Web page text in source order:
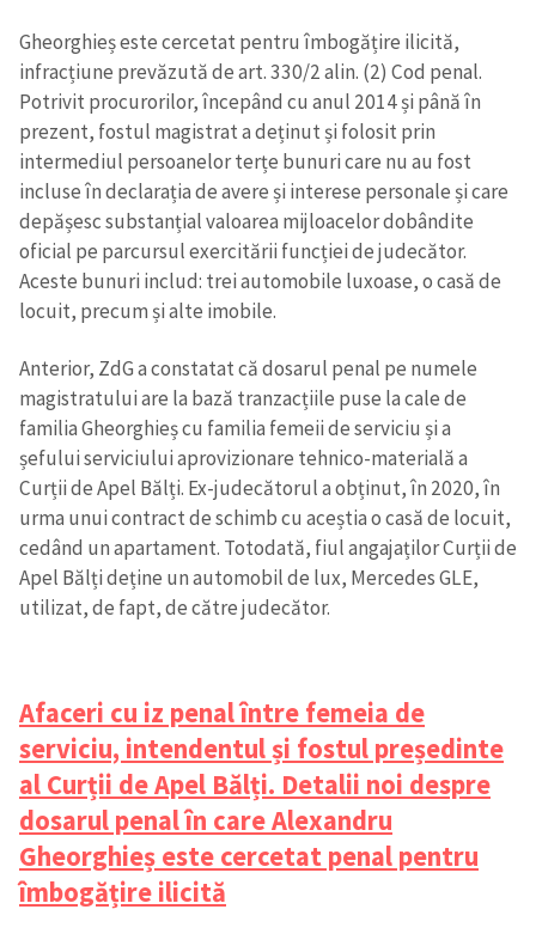
Gheorghieș este cercetat pentru îmbogățire ilicită,
infracțiune prevăzută de art. 330/2 alin. (2) Cod penal.
Potrivit procurorilor, începând cu anul 2014 și până în
prezent, fostul magistrat a deținut și folosit prin
intermediul persoanelor terțe bunuri care nu au fost
incluse în declarația de avere și interese personale și care
depășesc substanțial valoarea mijloacelor dobândite
oficial pe parcursul exercitării funcției de judecător.
Aceste bunuri includ: trei automobile luxoase, o casă de
locuit, precum și alte imobile.
Anterior, ZdG a constatat că dosarul penal pe numele
magistratului are la bază tranzacțiile puse la cale de
familia Gheorghieș cu familia femeii de serviciu și a
șefului serviciului aprovizionare tehnico-materială a
Curții de Apel Bălți. Ex-judecătorul a obținut, în 2020, în
urma unui contract de schimb cu aceștia o casă de locuit,
cedând un apartament. Totodată, fiul angajaților Curții de
Apel Bălți deține un automobil de lux, Mercedes GLE,
utilizat, de fapt, de către judecător.
Afaceri cu iz penal între femeia de
serviciu, intendentul și fostul președinte
al Curții de Apel Bălți. Detalii noi despre
dosarul penal în care Alexandru
Gheorghieș este cercetat penal pentru
îmbogățire ilicită